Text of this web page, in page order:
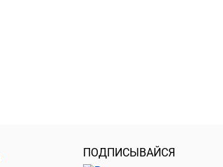
ПОДПИСЫВАЙСЯ